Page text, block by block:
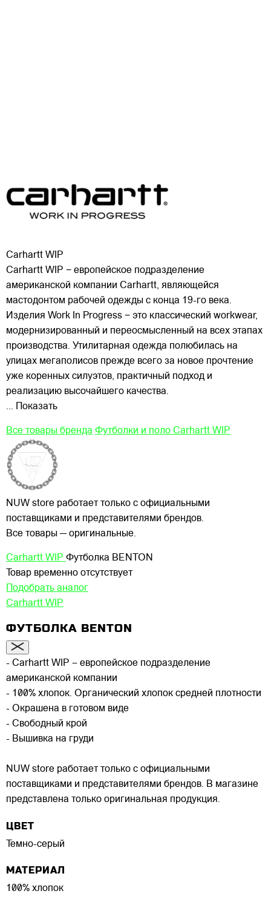
Carhartt WIP
Carhartt WIP − европейское подразделение
американской компании Carhartt, являющейся
мастодонтом рабочей одежды с конца 19-го века.
Изделия Work In Progress − это классический workwear,
модернизированный и переосмысленный на всех этапах
производства. Утилитарная одежда полюбилась на
улицах мегаполисов прежде всего за новое прочтение
уже коренных силуэтов, практичный подход и
реализацию высочайшего качества.
... Показать
Все товары бренда Футболки и поло Carhartt WIP
NUW store работает только с официальными
поставщиками и представителями брендов.
Все товары — оригинальные.
Carhartt WIP Футболка BENTON
Товар временно отсутствует
Подобрать аналог
Carhartt WIP
ФУТБОЛКА BENTON
- Carhartt WIP – европейское подразделение
американской компании
- 100% хлопок. Органический хлопок средней плотности
- Окрашена в готовом виде
- Свободный крой
- Вышивка на груди
NUW store работает только с официальными
поставщиками и представителями брендов. В магазине
представлена только оригинальная продукция.
ЦВЕТ
Темно-серый
МАТЕРИАЛ
100% хлопок